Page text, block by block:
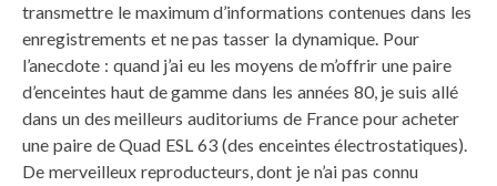
transmettre le maximum d’informations contenues dans les
enregistrements et ne pas tasser la dynamique. Pour
l’anecdote : quand j’ai eu les moyens de m’offrir une paire
d’enceintes haut de gamme dans les années 80, je suis allé
dans un des meilleurs auditoriums de France pour acheter
une paire de Quad ESL 63 (des enceintes électrostatiques).
De merveilleux reproducteurs, dont je n’ai pas connu